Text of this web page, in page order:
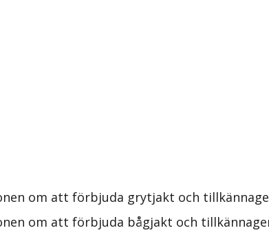
om att förbjuda grytjakt och
om att förbjuda bågjakt och